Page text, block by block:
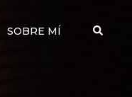
SOBRE MÍ Buscar